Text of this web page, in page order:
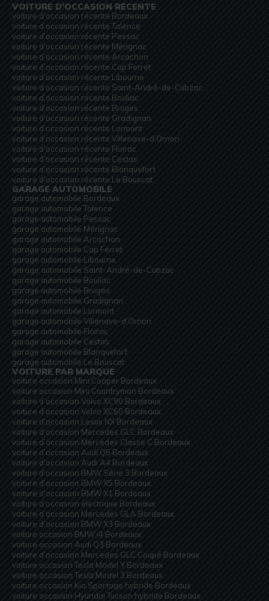
VOITURE D’OCCASION RÉCENTE
voiture d’occasion récente Bordeaux
voiture d’occasion récente Talence
voiture d’occasion récente Pessac
voiture d’occasion récente Mérignac
voiture d’occasion récente Arcachon
voiture d’occasion récente Cap Ferret
voiture d’occasion récente Libourne
voiture d’occasion récente Saint-André-de-Cubzac
voiture d’occasion récente Bouliac
voiture d’occasion récente Bruges
voiture d’occasion récente Gradignan
voiture d’occasion récente Lormont
voiture d’occasion récente Villenave-d’Ornon
voiture d’occasion récente Floirac
voiture d’occasion récente Cestas
voiture d’occasion récente Blanquefort
voiture d’occasion récente Le Bouscat
GARAGE AUTOMOBILE
garage automobile Bordeaux
garage automobile Talence
garage automobile Pessac
garage automobile Mérignac
garage automobile Arcachon
garage automobile Cap Ferret
garage automobile Libourne
garage automobile Saint-André-de-Cubzac
garage automobile Bouliac
garage automobile Bruges
garage automobile Gradignan
garage automobile Lormont
garage automobile Villenave-d’Ornon
garage automobile Floirac
garage automobile Cestas
garage automobile Blanquefort
garage automobile Le Bouscat
VOITURE PAR MARQUE
voiture occasion Mini Cooper Bordeaux
voiture occasion Mini Countryman Bordeaux
voiture d’occasion Volvo XC90 Bordeaux
voiture d’occasion Volvo XC60 Bordeaux
voiture d’occasion Lexus NX Bordeaux
voiture d’occasion Mercedes GLC Bordeaux
voiture d’occasion Mercedes Classe C Bordeaux
voiture d’occasion Audi Q5 Bordeaux
voiture d’occasion Audi A4 Bordeaux
voiture d’occasion BMW Série 3 Bordeaux
voiture d’occasion BMW X5 Bordeaux
voiture d’occasion BMW X1 Bordeaux
voiture d’occasion électrique Bordeaux
voiture d’occasion Mercedes GLA Bordeaux
voiture d’occasion BMW X3 Bordeaux
voiture occasion BMW i4 Bordeaux
voiture occasion Audi Q3 Bordeaux
voiture d’occasion Mercedes GLC Coupé Bordeaux
voiture occasion Tesla Model Y Bordeaux
voiture occasion Tesla Model 3 Bordeaux
voiture occasion Kia Sportage hybride Bordeaux
voiture occasion Hyundai Tucson hybride Bordeaux